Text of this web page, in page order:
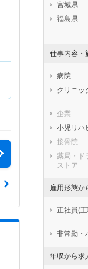
宮城県
福島県
石川県
静岡県
兵庫県
鳥取県
広島県
香川県
熊本県
仕事内容・
病院
クリニッ
企業
小児リハ
接骨院
薬局・ド
ストア
雇用形態か
正社員(
非常勤・
年収から求